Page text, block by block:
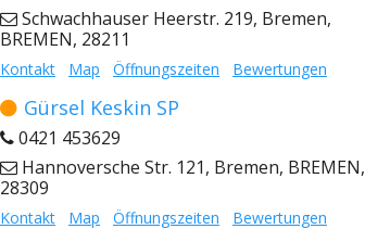
Schwachhauser Heerstr. 219, Bremen,
BREMEN, 28211
Kontakt Map Öffnungszeiten Bewertungen
Gürsel Keskin SP
0421 453629
Hannoversche Str. 121, Bremen, BREMEN,
28309
Kontakt Map Öffnungszeiten Bewertungen